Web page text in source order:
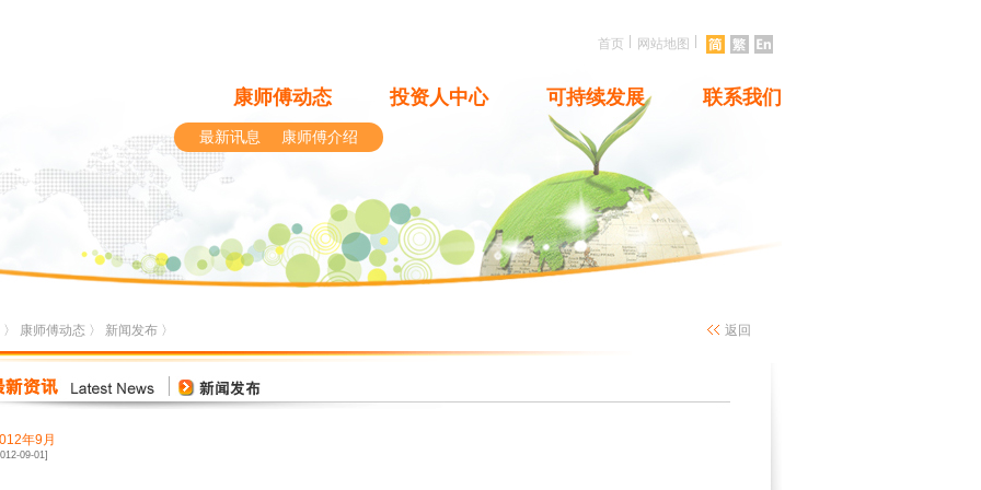
首页 网站地图
康师傅动态 投资人中心 可持续发展 联系我们
最新讯息 康师傅介绍
〉 康师傅动态 〉 新闻发布 〉 返回
年9月
09-01]